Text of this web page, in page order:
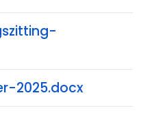
2025.docx